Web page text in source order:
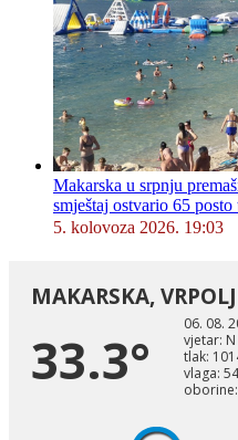
Makarska u srpnju
smještaj ostvario 65
5. kolovoza 2026. 19:03